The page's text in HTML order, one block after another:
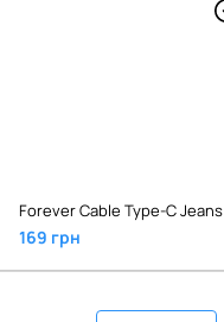
Forever Cable Type-C Jeans
169 грн